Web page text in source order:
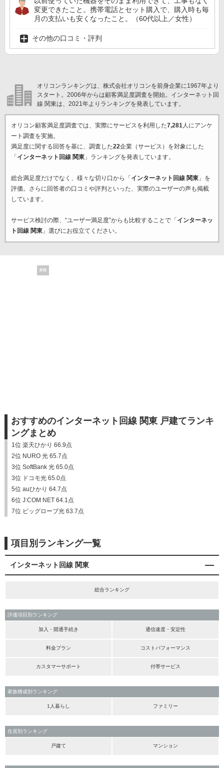
変更できたこと。携帯電話とセット購入で、購入時も毎
月の支払いも安くなったこと。（60代以上／女性）
その他の口コミ・評判
オリコンランキングは、株式会社オリコンを前身企業に1967年より
スタート。2006年からは顧客満足度調査を開始。インターネット回
線 関東は、2021年よりランキングを発表しています。
オリコン顧客満足度調査では、実際にサービスを利用した7,281人にアンケ
ート調査を実施。
満足度に関する回答を基に、調査した22企業（サービス）を対象にした
「 インターネット回線 関東」ランキングを発表しています。
総合満足度だけでなく、様々な切り口から「 インターネット回線 関東」を
評価。さらに回答者の口コミや評判といった、実際のユーザーの声も掲載
しています。
サービス検討の際、“ユーザー満足度”からも比較することで「 インターネッ
ト回線 関東」選びにお役立てください。
PR
おすすめのインターネット回線 関東 戸建てランキ
ングまとめ
1位 楽天ひかり 66.9点
2位 NURO 光 65.7点
3位 SoftBank 光 65.0点
3位 ドコモ光 65.0点
5位 auひかり 64.7点
6位 J:COM NET 64.1点
7位 ビッグローブ光 63.7点
項目別ランキング一覧
インターネット回線 関東
総合ランキング
評価項目別ランキング
加入・開通手続き 通信速度・安定性
料金プラン コストパフォーマンス
カスタマーサポート 付帯サービス
家族構成別ランキング
1人暮らし ファミリー
住居別ランキング
戸建て マンション